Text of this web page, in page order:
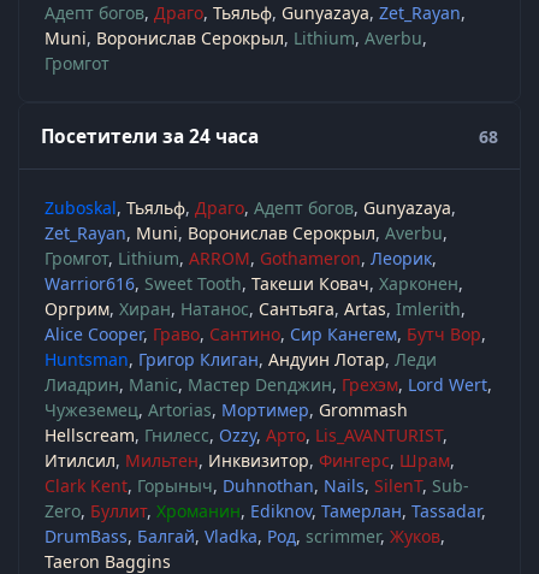
Адепт богов Драго Тьяльф Gunyazaya Zet_Rayan
Muni Воронислав Серокрыл Lithium Averbu
Громгот
Посетители за 24 часа 68
Zuboskal Тьяльф Драго Адепт богов Gunyazaya
Zet_Rayan Muni Воронислав Серокрыл Averbu
Громгот Lithium ARROM Gothameron Леорик
Warrior616 Sweet Tooth Такеши Ковач Харконен
Оргрим Хиран Натанос Сантьяга Artas Imlerith
Alice Cooper Граво Сантино Сир Канегем Бутч Вор
Huntsman Григор Клиган Андуин Лотар Леди
Лиадрин Manic Мастер Denджин Грехэм Lord Wert
Чужеземец Artorias Мортимер Grommash
Hellscream Гнилесс Ozzy Арто Lis_AVANTURIST
Итилсил Мильтен Инквизитор Фингерс Шрам
Clark Kent Горыныч Duhnothan Nails SilenT Sub-
Zero Буллит Хроманин Ediknov Тамерлан Tassadar
DrumBass Балгай Vladka Род scrimmer Жуков
Taeron Baggins